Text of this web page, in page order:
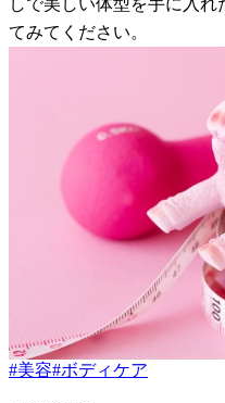
てみてください。
#美容#ボディケア